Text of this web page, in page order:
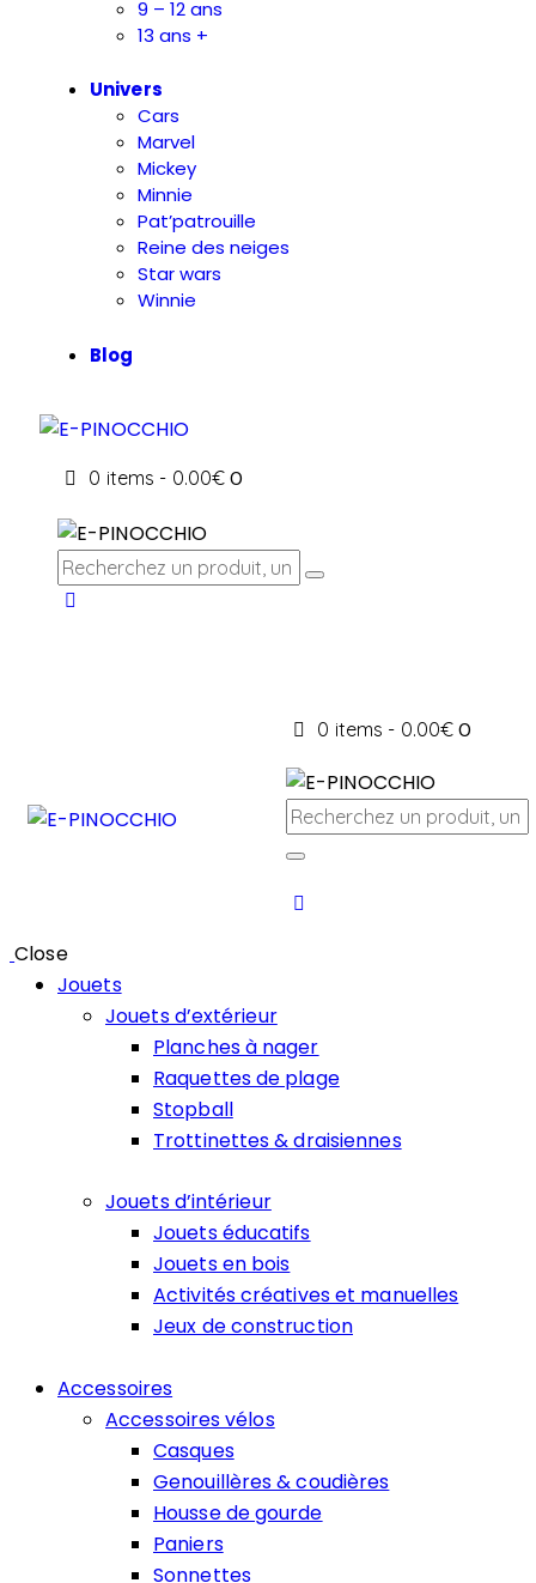
9 – 12 ans
13 ans +
Univers
Cars
Marvel
Mickey
Minnie
Pat’patrouille
Reine des neiges
Star wars
Winnie
Blog
0 items - 0.00€ 0
0 items - 0.00€ 0
Close
Jouets
Jouets d’extérieur
Planches à nager
Raquettes de plage
Stopball
Trottinettes & draisiennes
Jouets d’intérieur
Jouets éducatifs
Jouets en bois
Activités créatives et manuelles
Jeux de construction
Accessoires
Accessoires vélos
Casques
Genouillères & coudières
Housse de gourde
Paniers
Sonnettes